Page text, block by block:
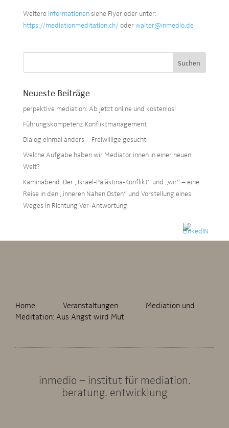
Weitere Informationensiehe Flyer oder unter:
https://mediationmeditation.ch/oderwalter@inmedio.de
Neueste Beiträge
perpektive mediation: Ab jetzt online und kostenlos!
Führungskompetenz Konfliktmanagement
Dialog einmal anders – Freiwillige gesucht!
Welche Aufgabe haben wir Mediator:innen in einer neuen
Welt?
Kaminabend: Der „Israel-Palästina-Konflikt“ und „wir“ – eine
Reise in den „inneren Nahen Osten“ und Vorstellung eines
Weges in Richtung Ver-Antwortung
Home Veranstaltungen
Mediation und
Meditation: Aus Angst wird Mut
inmedio – institut für mediation.
beratung. entwicklung